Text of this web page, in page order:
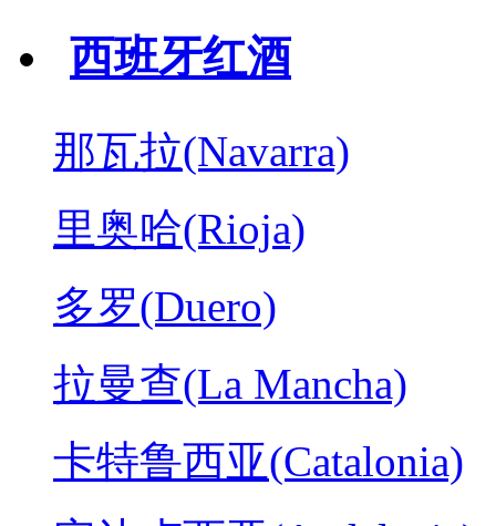
西班牙红酒
那瓦拉(Navarra)
里奥哈(Rioja)
多罗(Duero)
拉曼查(La Mancha)
卡特鲁西亚(Catalonia)